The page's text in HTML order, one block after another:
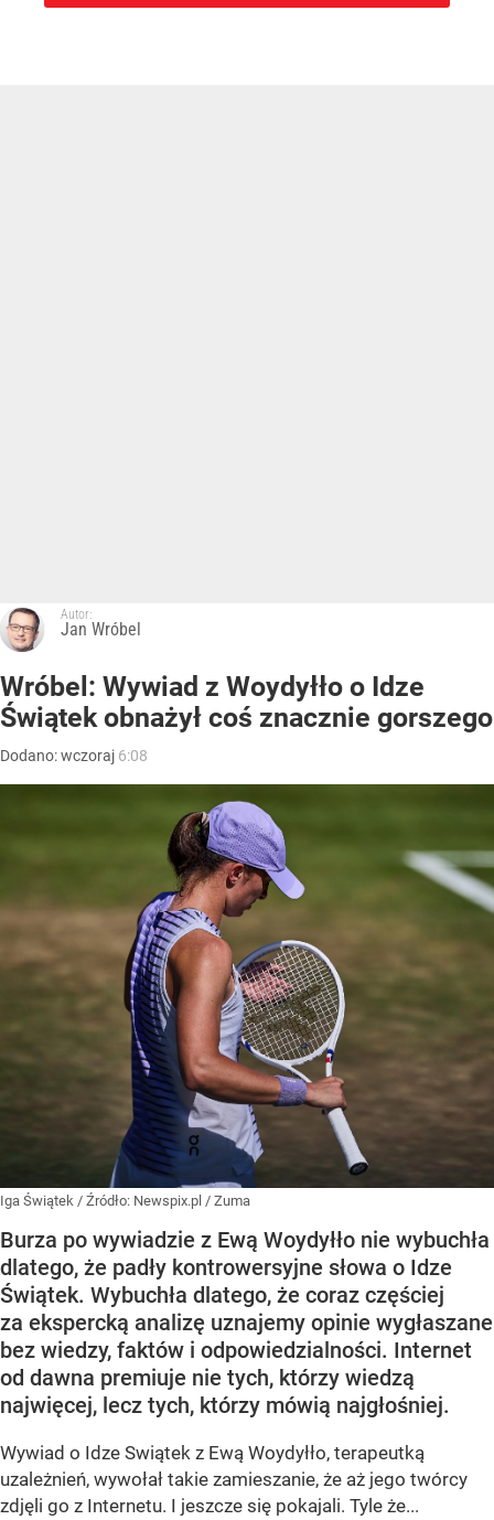
Autor:
Jan Wróbel
Wróbel: Wywiad z Woydyłło o Idze
Świątek obnażył coś znacznie gorszego
Dodano:wczoraj 6:08
Iga Świątek / Źródło: Newspix.pl / Zuma
Burza po wywiadzie z Ewą Woydyłło nie wybuchła
dlatego, że padły kontrowersyjne słowa o Idze
Świątek. Wybuchła dlatego, że coraz częściej
za ekspercką analizę uznajemy opinie wygłaszane
bez wiedzy, faktów i odpowiedzialności. Internet
od dawna premiuje nie tych, którzy wiedzą
najwięcej, lecz tych, którzy mówią najgłośniej.
Wywiad o Idze Swiątek z Ewą Woydyłło, terapeutką
uzależnień, wywołał takie zamieszanie, że aż jego twórcy
zdjęli go z Internetu. I jeszcze się pokajali. Tyle że...